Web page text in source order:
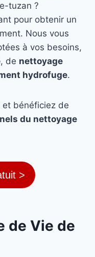
tuzan ?
pour obtenir un
Nous vous
à vos besoins,
, de nettoyage
hydrofuge.
bénéficiez de
du nettoyage
>
de Vie de